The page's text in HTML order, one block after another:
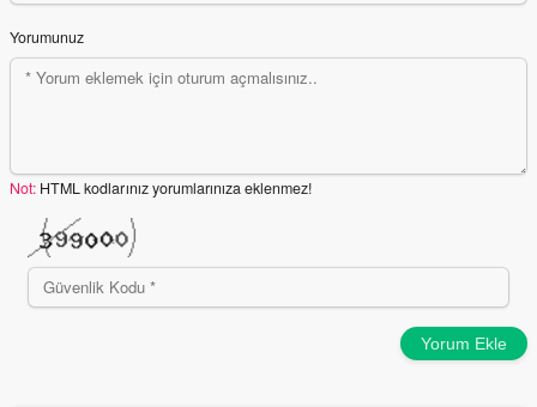
Yorumunuz
Not: HTML kodlarınız yorumlarınıza eklenmez!
Yorum Ekle